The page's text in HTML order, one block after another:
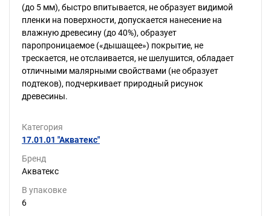
(до 5 мм), быстро впитывается, не образует видимой
пленки на поверхности, допускается нанесение на
влажную древесину (до 40%), образует
паропроницаемое («дышащее») покрытие, не
трескается, не отслаивается, не шелушится, обладает
отличными малярными свойствами (не образует
подтеков), подчеркивает природный рисунок
древесины.
Категория
17.01.01 "Акватекс"
Бренд
Акватекс
В упаковке
6